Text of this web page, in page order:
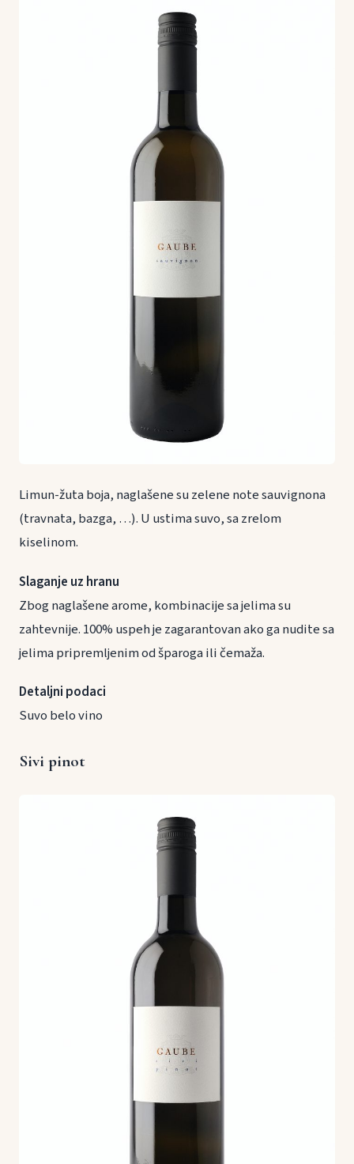
Limun-žuta boja, naglašene su zelene note sauvignona
(travnata, bazga, …). U ustima suvo, sa zrelom
kiselinom.
Slaganje uz hranu
Zbog naglašene arome, kombinacije sa jelima su
zahtevnije. 100% uspeh je zagarantovan ako ga nudite sa
jelima pripremljenim od šparoga ili čemaža.
Detaljni podaci
Suvo belo vino
Sivi pinot